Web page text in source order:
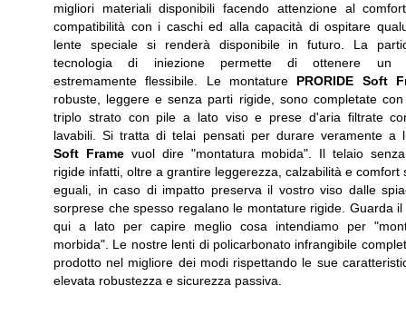
migliori materiali disponibili facendo attenzione al
compatibilità con i caschi ed alla capacità di ospitare
lente speciale si renderà disponibile in futuro. La
tecnologia di iniezione permette di ottenere un
estremamente flessibile. Le montature PRORIDE Soft
robuste, leggere e senza parti rigide, sono completate
triplo strato con pile a lato viso e prese d'aria filtrate
lavabili. Si tratta di telai pensati per durare veramente a
Soft Framevuol dire "montatura mobida". Il telaio
rigide infatti, oltre a grantire leggerezza, calzabilità e comfort
eguali, in caso di impatto preserva il vostro viso dalle
sorprese che spesso regalano le montature rigide. Guarda il
qui a lato per capire meglio cosa intendiamo per
morbida". Le nostre lenti di policarbonato infrangibile
prodotto nel migliore dei modi rispettando le sue
elevata robustezza e sicurezza passiva.